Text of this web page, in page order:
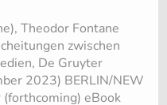
Theodor Fontane
zwischen
De Gruyter
2023) BERLIN/NEW
eBook